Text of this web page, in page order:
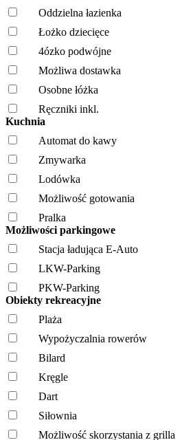
Oddzielna łazienka
Łożko dziecięce
4ózko podwójne
Możliwa dostawka
Osobne łóżka
Ręczniki inkl.
Kuchnia
Automat do kawy
Zmywarka
Lodówka
Możliwość gotowania
Pralka
Możliwości parkingowe
Stacja ładująca E-Auto
LKW-Parking
PKW-Parking
Obiekty rekreacyjne
Plaża
Wypożyczalnia rowerów
Bilard
Kręgle
Dart
Siłownia
Możliwość skorzystania z grilla